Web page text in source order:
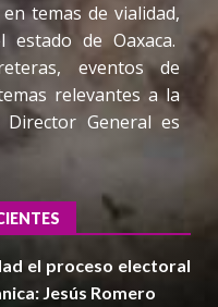
temas de vialidad,
estado de Oaxaca.
eventos de
relevantes a la
General es
el proceso electoral
Jesús Romero